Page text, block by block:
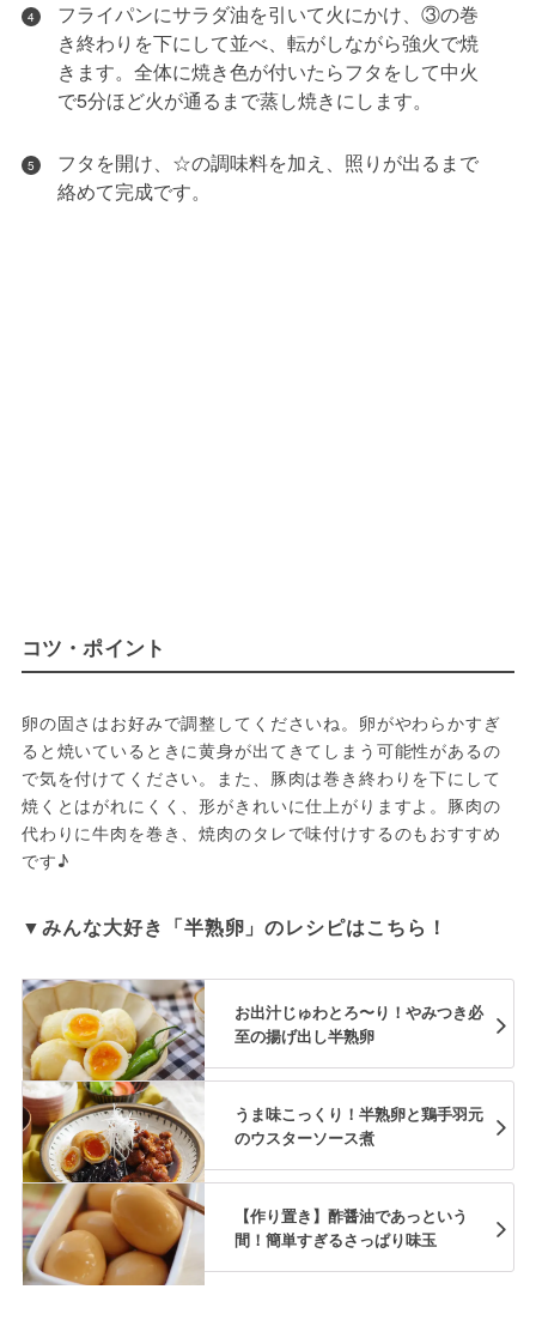
4
フライパンにサラダ油を引いて火にかけ、③の巻
き終わりを下にして並べ、転がしながら強火で焼
きます。全体に焼き色が付いたらフタをして中火
で5分ほど火が通るまで蒸し焼きにします。
5
フタを開け、☆の調味料を加え、照りが出るまで
絡めて完成です。
コツ・ポイント
卵の固さはお好みで調整してくださいね。卵がやわらかすぎ
ると焼いているときに黄身が出てきてしまう可能性があるの
で気を付けてください。また、豚肉は巻き終わりを下にして
焼くとはがれにくく、形がきれいに仕上がりますよ。豚肉の
代わりに牛肉を巻き、焼肉のタレで味付けするのもおすすめ
です♪
お出汁じゅわとろ〜り！やみつき必
至の揚げ出し半熟卵
うま味こっくり！半熟卵と鶏手羽元
のウスターソース煮
【作り置き】酢醤油であっという
間！簡単すぎるさっぱり味玉